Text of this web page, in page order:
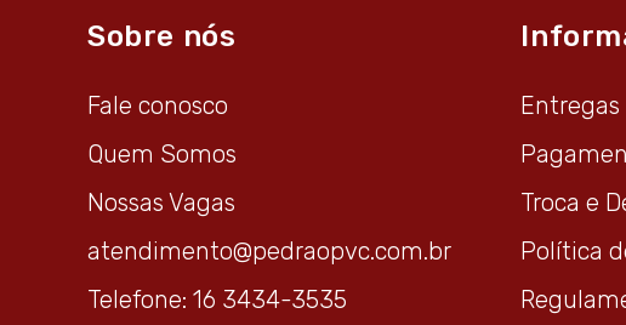
Sobre nós
Fale conosco
Quem Somos
Nossas Vagas
atendimento@pedraopvc.com.br
Telefone: 16 3434-3535
Entregas
Troca e
Política